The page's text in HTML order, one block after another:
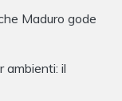
Maduro gode
ambienti: il